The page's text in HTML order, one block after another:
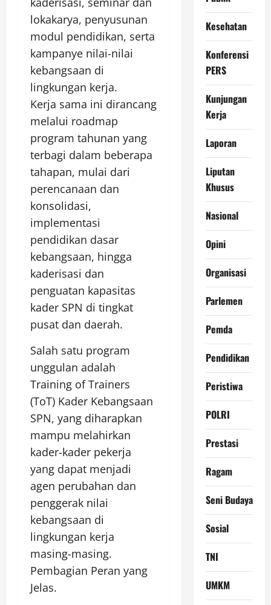
lokakarya, penyusunan
modul pendidikan, serta
kampanye nilai-nilai
kebangsaan di
lingkungan kerja.
Kerja sama ini dirancang
melalui roadmap
program tahunan yang
terbagi dalam beberapa
tahapan, mulai dari
perencanaan dan
konsolidasi,
implementasi
pendidikan dasar
kebangsaan, hingga
kaderisasi dan
penguatan kapasitas
kader SPN di tingkat
pusat dan daerah.
Salah satu program
unggulan adalah
Training of Trainers
(ToT) Kader Kebangsaan
SPN, yang diharapkan
mampu melahirkan
kader-kader pekerja
yang dapat menjadi
agen perubahan dan
penggerak nilai
kebangsaan di
lingkungan kerja
masing-masing.
Pembagian Peran yang
Jelas.
Kesehatan
Konferensi
PERS
Kunjungan
Kerja
Laporan
Liputan
Khusus
Nasional
Opini
Organisasi
Parlemen
Pemda
Pendidikan
Peristiwa
POLRI
Prestasi
Ragam
Seni Budaya
Sosial
TNI
UMKM